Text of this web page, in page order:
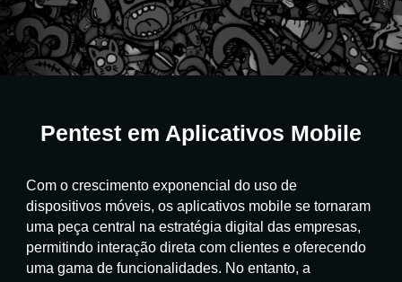
Pentest em Aplicativos Mobile
Com o crescimento exponencial do uso de
dispositivos móveis, os aplicativos mobile se tornaram
uma peça central na estratégia digital das empresas,
permitindo interação direta com clientes e oferecendo
uma gama de funcionalidades. No entanto, a